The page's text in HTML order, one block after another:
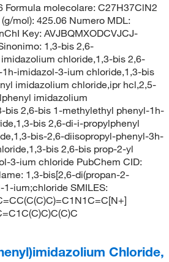
Formula molecolare: C27H37ClN2
mol): 425.06 Numero MDL:
Key: AVJBQMXODCVJCJ-
1,3-bis 2,6-
chloride,1,3-bis 2,6-
imidazol-3-ium chloride,1,3-bis
imidazolium chloride,ipr hcl,2,5-
imidazolium
bis 2,6-bis 1-methylethyl phenyl-1h-
bis 2,6-di-i-propylphenyl
bis-2,6-diisopropyl-phenyl-3h-
bis 2,6-bis prop-2-yl
3-ium chloride PubChem CID:
1,3-bis[2,6-di(propan-2-
ium;chloride SMILES:
Chloride,